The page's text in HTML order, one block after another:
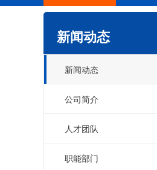
新闻动态
新闻动态
公司简介
人才团队
职能部门